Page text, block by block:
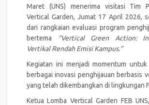
Maret (UNS) menerima visitasi Tim
Vertical Garden, Jumat 17 April 2026,
dari rangkaian evaluasi program
bertema
“Vertical Green Action:
Vertikal Rendah Emisi Kampus.”
Kegiatan ini menjadi momentum untuk
berbagai inovasi penghijauan berbasis
yang telah dikembangkan di lingkungan
Ketua Lomba Vertical Garden FEB